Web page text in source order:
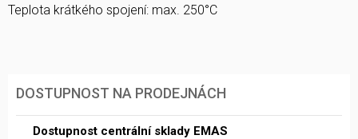
Teplota krátkého spojení: max. 250°C
DOSTUPNOST NA PRODEJNÁCH
Dostupnost centrální sklady EMAS